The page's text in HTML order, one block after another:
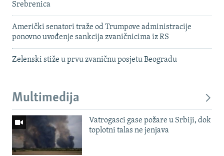
Srebrenica
Američki senatori traže od Trumpove administracije
ponovno uvođenje sankcija zvaničnicima iz RS
Zelenski stiže u prvu zvaničnu posjetu Beogradu
Multimedija
Vatrogasci gase požare u Srbiji, dok
toplotni talas ne jenjava